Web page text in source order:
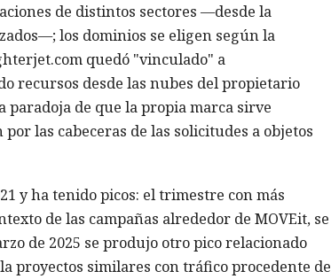
de distintos sectores —desde la
los dominios se eligen según la
quedó "vinculado" a
recursos desde las nubes del propietario
de que la propia marca sirve
las cabeceras de las solicitudes a objetos
y ha tenido picos: el trimestre con más
de las campañas alrededor de MOVEit, se
de 2025 se produjo otro pico relacionado
proyectos similares con tráfico procedente de